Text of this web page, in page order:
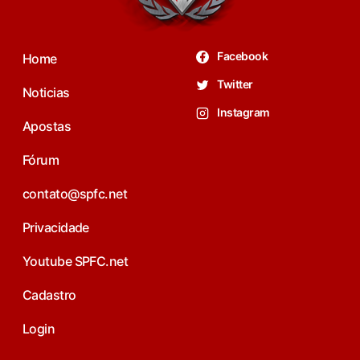
Home
Noticias
Apostas
Fórum
contato@spfc.net
Privacidade
Youtube SPFC.net
Cadastro
Login
Facebook
Twitter
Instagram